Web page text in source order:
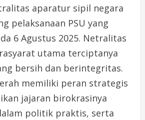
aparatur sipil negara
pelaksanaan PSU yang
6 Agustus 2025. Netralitas
utama terciptanya
bersih dan berintegritas.
memiliki peran strategis
jajaran birokrasinya
politik praktis, serta